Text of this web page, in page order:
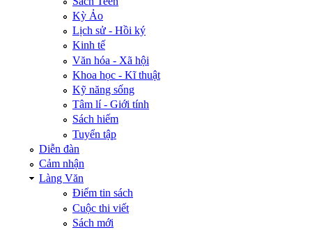
Kỳ Ảo
Lịch sử - Hồi ký
Kinh tế
Văn hóa - Xã hội
Khoa học - Kĩ thuật
Kỹ năng sống
Tâm lí - Giới tính
Sách hiếm
Tuyển tập
Diễn đàn
Cảm nhận
Làng Văn
Điểm tin sách
Cuộc thi viết
Sách mới